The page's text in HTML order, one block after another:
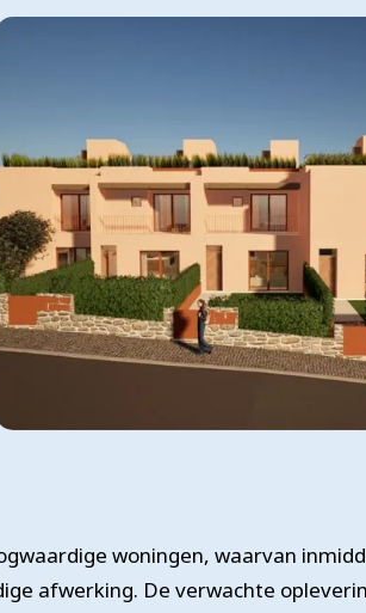
woningen, waarvan
afwerking. De verwachte